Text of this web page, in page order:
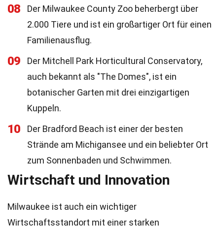
08
Der Milwaukee County Zoo beherbergt über
2.000 Tiere und ist ein großartiger Ort für einen
Familienausflug.
09
Der Mitchell Park Horticultural Conservatory,
auch bekannt als "The Domes", ist ein
botanischer Garten mit drei einzigartigen
Kuppeln.
10
Der Bradford Beach ist einer der besten
Strände am Michigansee und ein beliebter Ort
zum Sonnenbaden und Schwimmen.
Wirtschaft und Innovation
Milwaukee ist auch ein wichtiger
Wirtschaftsstandort mit einer starken